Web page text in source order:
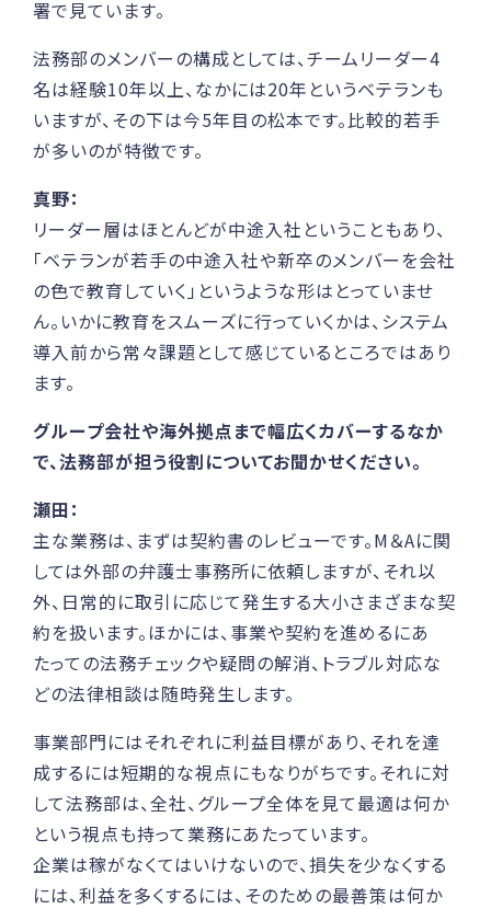
署で見ています。
法務部のメンバーの構成としては、チームリーダー4
名は経験10年以上、なかには20年というベテランも
いますが、その下は今5年目の松本です。比較的若手
が多いのが特徴です。
真野：
リーダー層はほとんどが中途入社ということもあり、
「ベテランが若手の中途入社や新卒のメンバーを会社
の色で教育していく」というような形はとっていませ
ん。いかに教育をスムーズに行っていくかは、システム
導入前から常々課題として感じているところではあり
ます。
グループ会社や海外拠点まで幅広くカバーするなか
で、法務部が担う役割についてお聞かせください。
瀬田：
主な業務は、まずは契約書のレビューです。M＆Aに関
しては外部の弁護士事務所に依頼しますが、それ以
外、日常的に取引に応じて発生する大小さまざまな契
約を扱います。ほかには、事業や契約を進めるにあ
たっての法務チェックや疑問の解消、トラブル対応な
どの法律相談は随時発生します。
事業部門にはそれぞれに利益目標があり、それを達
成するには短期的な視点にもなりがちです。それに対
して法務部は、全社、グループ全体を見て最適は何か
という視点も持って業務にあたっています。
企業は稼がなくてはいけないので、損失を少なくする
には、利益を多くするには、そのための最善策は何か